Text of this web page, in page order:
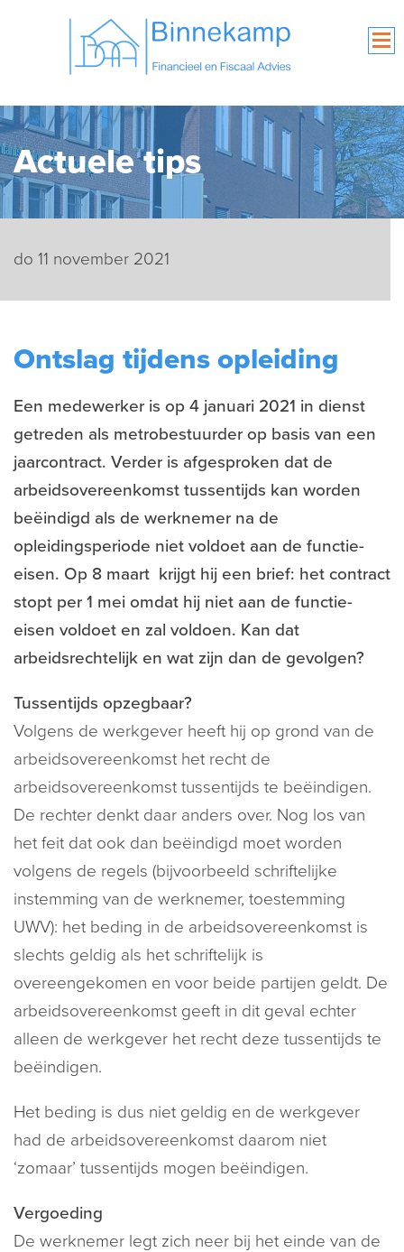
Actuele tips
do 11 november 2021
Ontslag tijdens opleiding
Een medewerker is op 4 januari 2021 in dienst
getreden als metrobestuurder op basis van een
jaarcontract. Verder is afgesproken dat de
arbeidsovereenkomst tussentijds kan worden
beëindigd als de werknemer na de
opleidingsperiode niet voldoet aan de functie-
eisen. Op 8 maart krijgt hij een brief: het contract
stopt per 1 mei omdat hij niet aan de functie-
eisen voldoet en zal voldoen. Kan dat
arbeidsrechtelijk en wat zijn dan de gevolgen?
Tussentijds opzegbaar?
Volgens de werkgever heeft hij op grond van de
arbeidsovereenkomst het recht de
arbeidsovereenkomst tussentijds te beëindigen.
De rechter denkt daar anders over. Nog los van
het feit dat ook dan beëindigd moet worden
volgens de regels (bijvoorbeeld schriftelijke
instemming van de werknemer, toestemming
UWV): het beding in de arbeidsovereenkomst is
slechts geldig als het schriftelijk is
overeengekomen en voor beide partijen geldt. De
arbeidsovereenkomst geeft in dit geval echter
alleen de werkgever het recht deze tussentijds te
beëindigen.
Het beding is dus niet geldig en de werkgever
had de arbeidsovereenkomst daarom niet
‘zomaar’ tussentijds mogen beëindigen.
Vergoeding
De werknemer legt zich neer bij het einde van de